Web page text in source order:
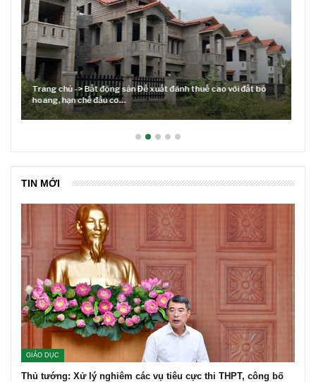
Lãi suất neo cao và cuộc tái cơ cấu trên thị trường BĐS
TIN MỚI
GIÁO DỤC
Thủ tướng: Xử lý nghiêm các vụ tiêu cực thi THPT, công bố